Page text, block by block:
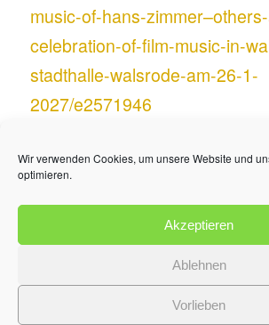
Wir verwenden Cookies, um unsere Website und
optimieren.
Akzeptieren
Ablehnen
Vorlieben
music-of-hans-
celebration-of-film-music-in-
stadthalle-walsrode-am-26-1-
2027/e2571946